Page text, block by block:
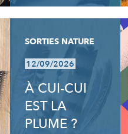
SORTIES NATURE
12/09/2026
À CUI-CUI
EST LA
PLUME ?